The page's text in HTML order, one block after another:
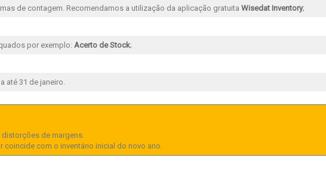
de contagem. Recomendamos a utilização da aplicação gratuita Wisedat Inventory;
por exemplo: Acerto de Stock;
até 31 de janeiro.
de margens.
coincide com o inventário inicial do novo ano.